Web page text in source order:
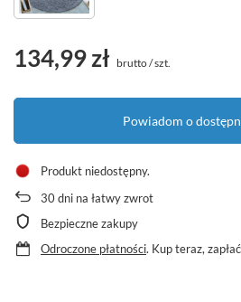
134,99 zł brutto/szt.
Powiadom o
Produkt niedostępny
30dni na łatwy zwrot
Bezpieczne zakupy
Odroczone płatności. Kup teraz,